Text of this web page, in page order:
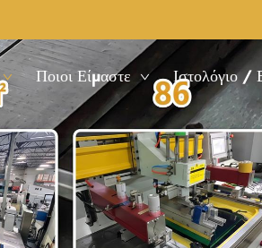
Ποιοι Είμαστε Ιστολόγιο /